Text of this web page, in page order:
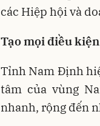
các Hiệp hội và
Tạo mọi điều
Tỉnh Nam Định
tâm của vùng
nhanh, rộng đến